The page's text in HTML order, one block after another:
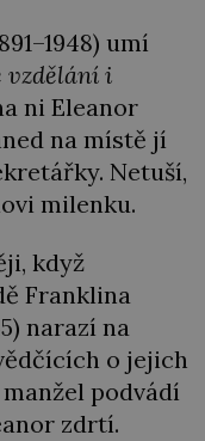
umí
vzdělání i
ni Eleanor
na místě jí
Netuší,
milenku.
když
Franklina
narazí na
o jejich
podvádí
zdrtí.